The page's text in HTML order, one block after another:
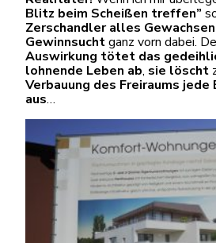
Blitz beim Scheißen treffen”
Zerschandler alles
Gewinnsuchtganz vorn dabei.
Auswirkung tötet das
lohnende Leben ab, sie löscht
Verbauung des Freiraums jede
aus…